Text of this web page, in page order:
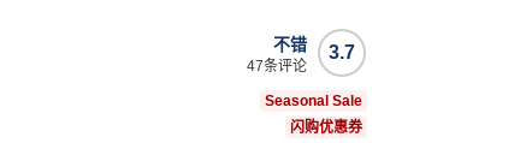
3.7
不错
47条评论
Seasonal Sale
闪购优惠券